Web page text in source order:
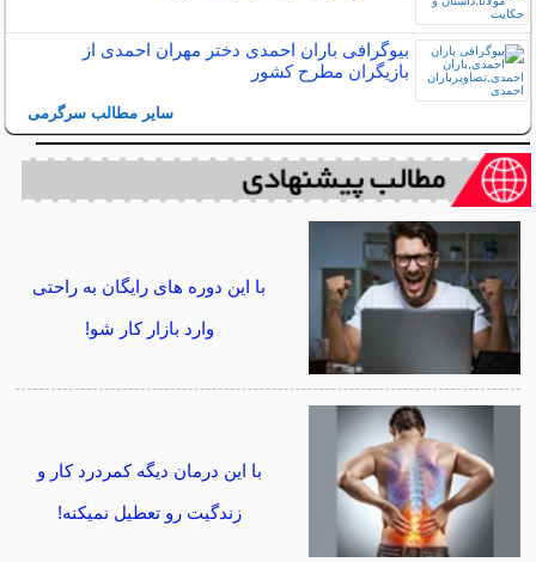
بیوگرافی باران احمدی دختر مهران احمدی از
بازیگران مطرح کشور
سایر مطالب سرگرمی
با این دوره های رایگان به راحتی
وارد بازار کار شو!
با این درمان دیگه کمردرد کار و
زندگیت رو تعطیل نمیکنه!